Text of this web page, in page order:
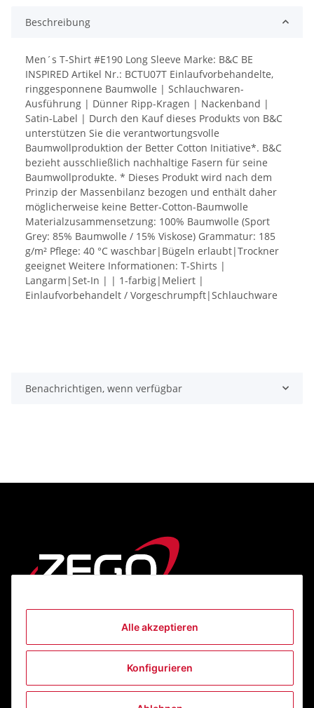
Alle akzeptieren
Konfigurieren
Beschreibung
Men´s T-Shirt #E190 Long Sleeve Marke: B&C BE
INSPIRED Artikel Nr.: BCTU07T Einlaufvorbehandelte,
ringgesponnene Baumwolle | Schlauchwaren-
Ausführung | Dünner Ripp-Kragen | Nackenband |
Satin-Label | Durch den Kauf dieses Produkts von B&C
unterstützen Sie die verantwortungsvolle
Baumwollproduktion der Better Cotton Initiative*. B&C
bezieht ausschließlich nachhaltige Fasern für seine
Baumwollprodukte. * Dieses Produkt wird nach dem
Prinzip der Massenbilanz bezogen und enthält daher
möglicherweise keine Better-Cotton-Baumwolle
Materialzusammensetzung: 100% Baumwolle (Sport
Grey: 85% Baumwolle / 15% Viskose) Grammatur: 185
g/m² Pflege: 40 °C waschbar|Bügeln erlaubt|Trockner
geeignet Weitere Informationen: T-Shirts |
Langarm|Set-In | | 1-farbig|Meliert |
Einlaufvorbehandelt / Vorgeschrumpft|Schlauchware
Benachrichtigen, wenn verfügbar
Informationen